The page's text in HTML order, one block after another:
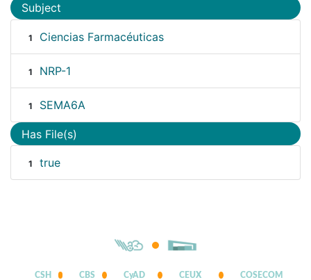
Subject
1 Ciencias Farmacéuticas
1 NRP-1
1 SEMA6A
Has File(s)
1 true
CSH CBS CyAD CEUX COSECOM